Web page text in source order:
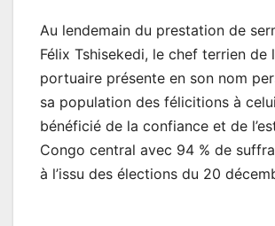
Au lendemain du prestation de
Félix Tshisekedi, le chef terrien de
portuaire présente en son nom
sa population des félicitions à
bénéficié de la confiance et de
Congo central avec 94 % de
à l’issu des élections du 20